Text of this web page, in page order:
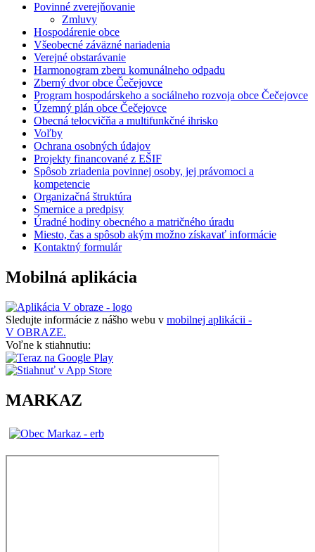
Povinné zverejňovanie
Zmluvy
Hospodárenie obce
Všeobecné záväzné nariadenia
Verejné obstarávanie
Harmonogram zberu komunálneho odpadu
Zberný dvor obce Čečejovce
Program hospodárskeho a sociálneho rozvoja obce Čečejovce
Územný plán obce Čečejovce
Obecná telocvičňa a multifunkčné ihrisko
Voľby
Ochrana osobných údajov
Projekty financované z EŠIF
Spôsob zriadenia povinnej osoby, jej právomoci a
kompetencie
Organizačná štruktúra
Smernice a predpisy
Úradné hodiny obecného a matričného úradu
Miesto, čas a spôsob akým možno získavať informácie
Kontaktný formulár
Mobilná aplikácia
Sledujte informácie z nášho webu v mobilnej aplikácii -
V OBRAZE.
Voľne k stiahnutiu:
MARKAZ